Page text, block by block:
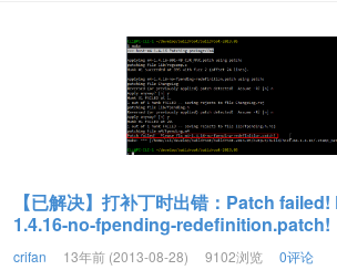
【已解决】打补丁时出错：Patch
1.4.16-no-fpending-redefinition.patch!
crifan 13年前 (2013-08-28) 9102浏览 0评论